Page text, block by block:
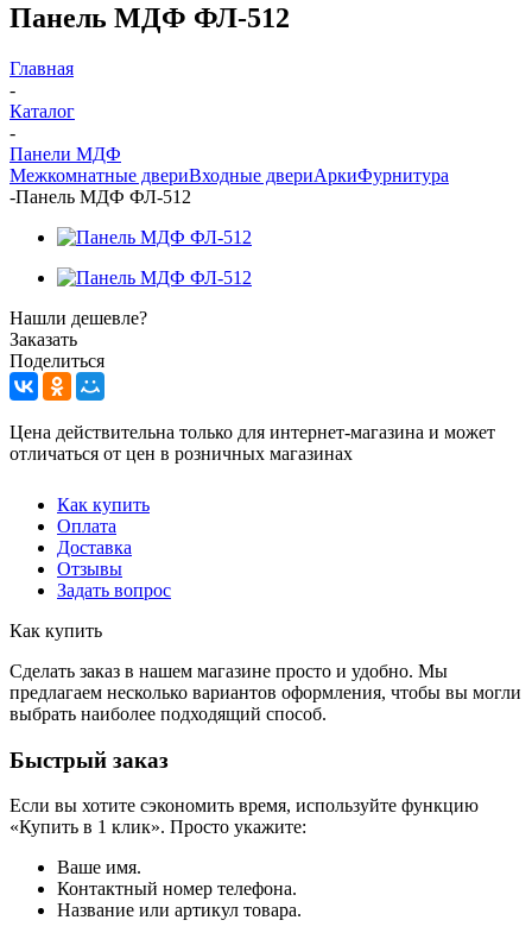
Панель МДФ ФЛ-512
Главная
-
Каталог
-
Панели МДФ
Межкомнатные двериВходные двериАркиФурнитура
-Панель МДФ ФЛ-512
Нашли дешевле?
Заказать
Поделиться
Цена действительна только для интернет-магазина и может
отличаться от цен в розничных магазинах
Как купить
Оплата
Доставка
Отзывы
Задать вопрос
Как купить
Сделать заказ в нашем магазине просто и удобно. Мы
предлагаем несколько вариантов оформления, чтобы вы могли
выбрать наиболее подходящий способ.
Быстрый заказ
Если вы хотите сэкономить время, используйте функцию
«Купить в 1 клик». Просто укажите:
Ваше имя.
Контактный номер телефона.
Название или артикул товара.